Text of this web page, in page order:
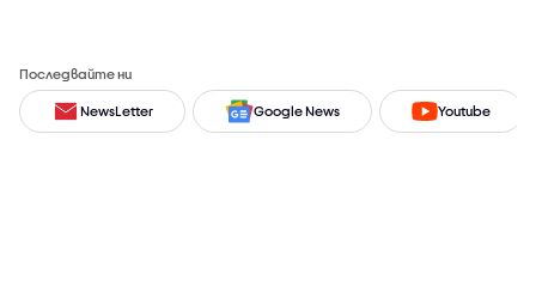
Последвайте ни
NewsLetter Google News Youtube